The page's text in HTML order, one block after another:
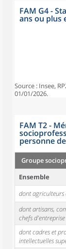
FAM G4 -
ans ou plus
Source : Insee,
01/01/2026.
FAM T2 -
personne
Groupe
Ensemble
dont agriculteurs
dont artisans,
chefs d'entreprise
dont cadres et
intellectuelles